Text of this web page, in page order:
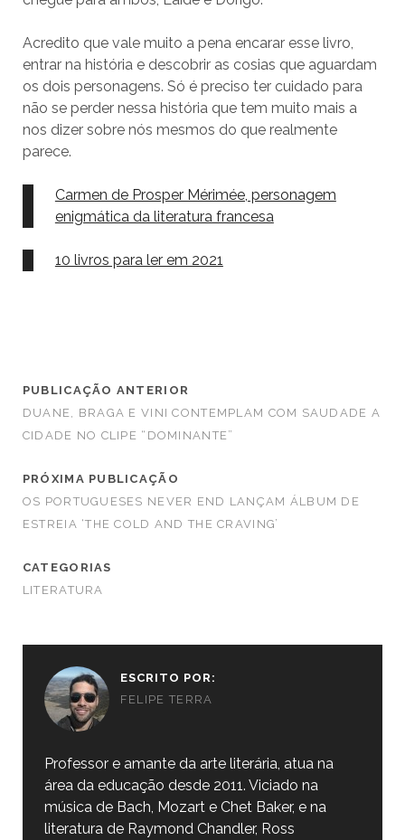
Acredito que vale muito a pena encarar esse livro,
entrar na história e descobrir as cosias que aguardam
os dois personagens. Só é preciso ter cuidado para
não se perder nessa história que tem muito mais a
nos dizer sobre nós mesmos do que realmente
parece.
Carmen de Prosper Mérimée, personagem
enigmática da literatura francesa
10 livros para ler em 2021
PUBLICAÇÃO ANTERIOR
DUANE, BRAGA E VINI CONTEMPLAM COM SAUDADE A
CIDADE NO CLIPE “DOMINANTE”
PRÓXIMA PUBLICAÇÃO
OS PORTUGUESES NEVER END LANÇAM ÁLBUM DE
ESTREIA ‘THE COLD AND THE CRAVING’
CATEGORIAS
LITERATURA
ESCRITO POR:
FELIPE TERRA
Professor e amante da arte literária, atua na
área da educação desde 2011. Viciado na
música de Bach, Mozart e Chet Baker, e na
literatura de Raymond Chandler, Ross